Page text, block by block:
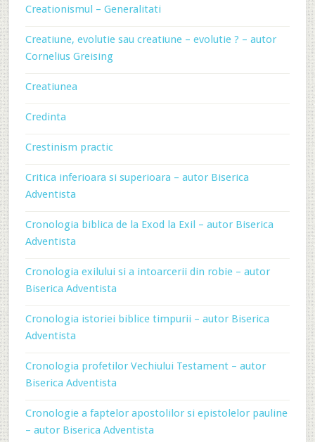
Creationismul – Generalitati
Creatiune, evolutie sau creatiune – evolutie ? – autor
Cornelius Greising
Creatiunea
Credinta
Crestinism practic
Critica inferioara si superioara – autor Biserica
Adventista
Cronologia biblica de la Exod la Exil – autor Biserica
Adventista
Cronologia exilului si a intoarcerii din robie – autor
Biserica Adventista
Cronologia istoriei biblice timpurii – autor Biserica
Adventista
Cronologia profetilor Vechiului Testament – autor
Biserica Adventista
Cronologie a faptelor apostolilor si epistolelor pauline
– autor Biserica Adventista